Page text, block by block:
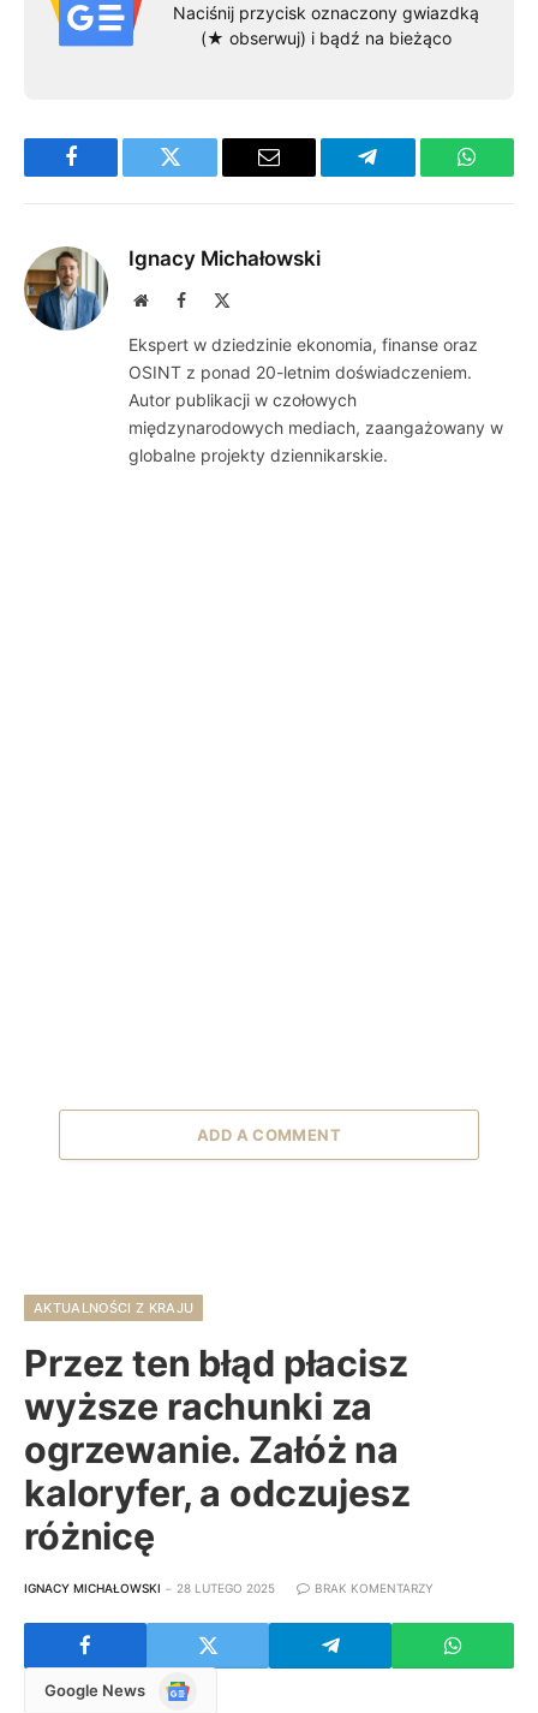
Naciśnij przycisk oznaczony gwiazdką
(★ obserwuj) i bądź na bieżąco
Facebook Twitter Email Telegram
Ignacy Michałowski
WebsiteFacebook
Ekspert w dziedzinie ekonomia, finanse oraz
OSINT z ponad 20-letnim doświadczeniem.
Autor publikacji w czołowych
międzynarodowych mediach, zaangażowany w
globalne projekty dziennikarskie.
ADD A COMMENT
AKTUALNOŚCI Z KRAJU
Przez ten błąd płacisz
wyższe rachunki za
ogrzewanie. Załóż na
kaloryfer, a odczujesz
różnicę
IGNACY MICHAŁOWSKI 28 LUTEGO 2025 BRAK KOMENTARZY
Google News
Google